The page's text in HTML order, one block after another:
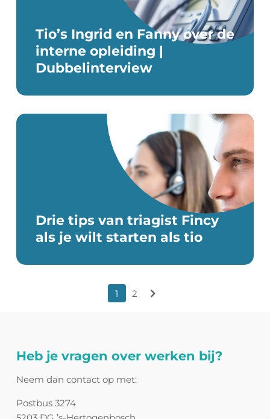
Tio’s Ingrid en Fanny over de
interne opleiding |
Dubbelinterview
Drie tips van triagist Fincy
als je wilt starten als tio
1 2 Volgende
Heb je vragen over werken bij?
Neem dan contact op met:
Postbus 3274